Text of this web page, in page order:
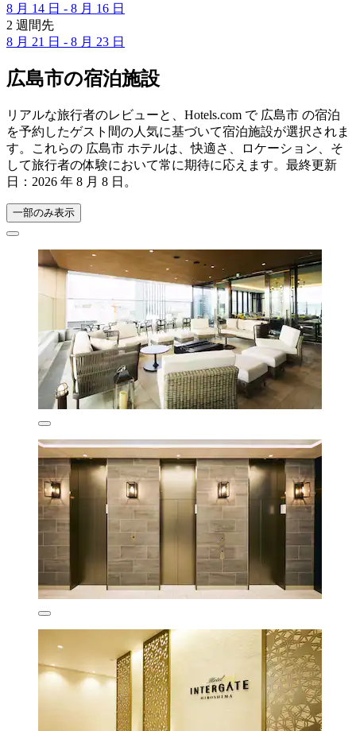
8 月 14 日 - 8 月 16 日
2 週間先
8 月 21 日 - 8 月 23 日
広島市の宿泊施設
リアルな旅行者のレビューと、Hotels.com で 広島市 の宿泊
を予約したゲスト間の人気に基づいて宿泊施設が選択されま
す。これらの 広島市 ホテルは、快適さ、ロケーション、そ
して旅行者の体験において常に期待に応えます。最終更新
日： 2026 年 8 月 8 日 。
一部のみ表示